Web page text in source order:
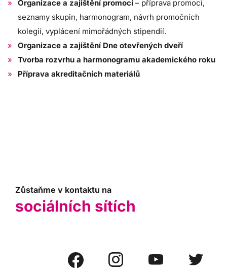
Organizace a zajištění promocí – příprava promocí,
seznamy skupin, harmonogram, návrh promočních
kolegií, vyplácení mimořádných stipendií.
Organizace a zajištění Dne otevřených dveří
Tvorba rozvrhu a harmonogramu akademického roku
Příprava akreditačních materiálů
Zůstaňme v kontaktu na
sociálních sítích